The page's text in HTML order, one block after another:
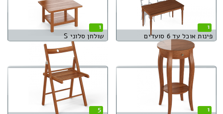
1
פינות אוכל עד 6 סועדים
1
שולחן סלוני S
1
5